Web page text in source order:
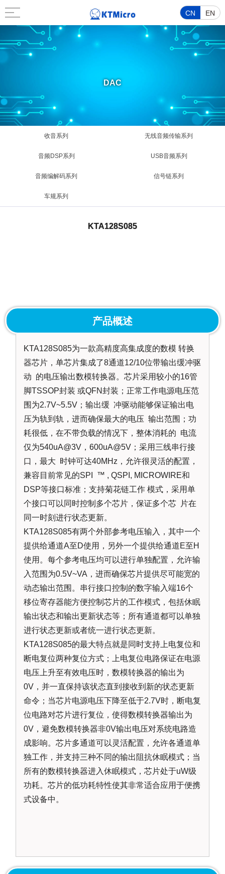
CN EN
DAC
收音系列 无线音频传输系列
音频DSP系列 USB音频系列
音频编解码系列 信号链系列
车规系列
KTA128S085
产品概述
KTA128S085为一款高精度高集成度的数模 转换
器芯片，单芯片集成了8通道12/10位带输出缓冲驱
动 的电压输出数模转换器。芯片采用较小的16管
脚TSSOP封装 或QFN封装；正常工作电源电压范
围为2.7V~5.5V；输出缓 冲驱动能够保证输出电
压为轨到轨，进而确保最大的电压 输出范围；功
耗很低，在不带负载的情况下，整体消耗的 电流
仅为540uA@3V，600uA@5V；采用三线串行接
口，最大 时钟可达40MHz，允许很灵活的配置，
兼容目前常见的SPI ™ , QSPI, MICROWIRE和
DSP等接口标准；支持菊花链工作 模式，采用单
个接口可以同时控制多个芯片，保证多个芯 片在
同一时刻进行状态更新。
KTA128S085有两个外部参考电压输入，其中一个
提供给通道A至D使用，另外一个提供给通道E至H
使用。每个参考电压均可以进行单独配置，允许输
入范围为0.5V~VA，进而确保芯片提供尽可能宽的
动态输出范围。串行接口控制的数字输入端16个
移位寄存器能方便控制芯片的工作模式，包括休眠
输出状态和输出更新状态等；所有通道都可以单独
进行状态更新或者统一进行状态更新。
KTA128S085的最大特点就是同时支持上电复位和
断电复位两种复位方式；上电复位电路保证在电源
电压上升至有效电压时，数模转换器的输出为
0V，并一直保持该状态直到接收到新的状态更新
命令；当芯片电源电压下降至低于2.7V时，断电复
位电路对芯片进行复位，使得数模转换器输出为
0V，避免数模转换器非0V输出电压对系统电路造
成影响。芯片多通道可以灵活配置，允许各通道单
独工作，并支持三种不同的输出阻抗休眠模式；当
所有的数模转换器进入休眠模式，芯片处于uW级
功耗。芯片的低功耗特性使其非常适合应用于便携
式设备中。